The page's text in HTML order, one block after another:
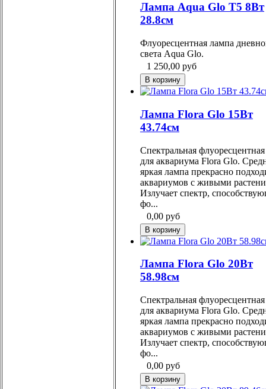
Лампа Aqua Glo Т5 8Вт
28.8см
Флуоресцентная лампа
света Aqua Glo.
1 250,00 руб
Лампа Flora Glo 15Вт
43.74см
Спектральная
для аквариума Flora Glo.
яркая лампа прекрасно
аквариумов с живыми
Излучает спектр,
фо...
0,00 руб
Лампа Flora Glo 20Вт
58.98см
Спектральная
для аквариума Flora Glo.
яркая лампа прекрасно
аквариумов с живыми
Излучает спектр,
фо...
0,00 руб